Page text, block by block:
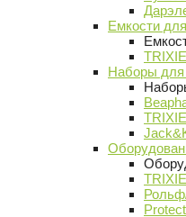
Емкости
TRIXIE
Наборы для
TRIXIE
TRIXIE